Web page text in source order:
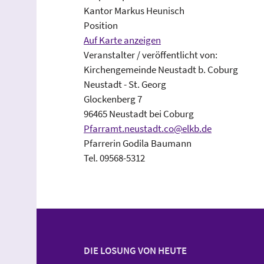
Kantor Markus Heunisch
Position
Auf Karte anzeigen
Veranstalter / veröffentlicht von:
Kirchengemeinde Neustadt b. Coburg
Neustadt - St. Georg
Glockenberg 7
96465 Neustadt bei Coburg
Pfarramt.neustadt.co@elkb.de
Pfarrerin Godila Baumann
Tel. 09568-5312
DIE LOSUNG VON HEUTE